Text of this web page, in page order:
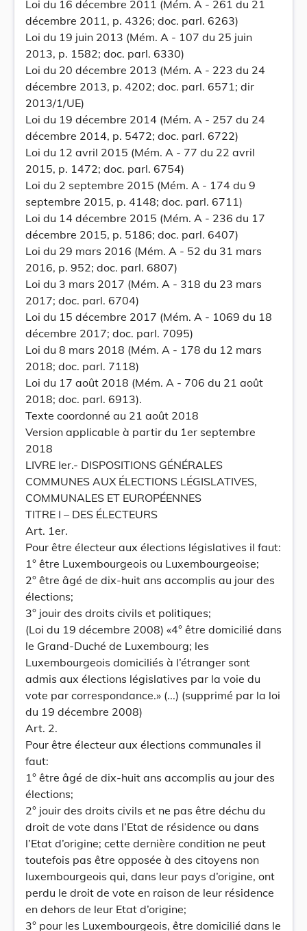
Loi du 16 décembre 2011 (Mém. A - 261 du 21
décembre 2011, p. 4326; doc. parl. 6263)
Loi du 19 juin 2013 (Mém. A - 107 du 25 juin
2013, p. 1582; doc. parl. 6330)
Loi du 20 décembre 2013 (Mém. A - 223 du 24
décembre 2013, p. 4202; doc. parl. 6571; dir
2013/1/UE)
Loi du 19 décembre 2014 (Mém. A - 257 du 24
décembre 2014, p. 5472; doc. parl. 6722)
Loi du 12 avril 2015 (Mém. A - 77 du 22 avril
2015, p. 1472; doc. parl. 6754)
Loi du 2 septembre 2015 (Mém. A - 174 du 9
septembre 2015, p. 4148; doc. parl. 6711)
Loi du 14 décembre 2015 (Mém. A - 236 du 17
décembre 2015, p. 5186; doc. parl. 6407)
Loi du 29 mars 2016 (Mém. A - 52 du 31 mars
2016, p. 952; doc. parl. 6807)
Loi du 3 mars 2017 (Mém. A - 318 du 23 mars
2017; doc. parl. 6704)
Loi du 15 décembre 2017 (Mém. A - 1069 du 18
décembre 2017; doc. parl. 7095)
Loi du 8 mars 2018 (Mém. A - 178 du 12 mars
2018; doc. parl. 7118)
Loi du 17 août 2018 (Mém. A - 706 du 21 août
2018; doc. parl. 6913).
Texte coordonné au 21 août 2018
Version applicable à partir du 1er septembre
2018
LIVRE Ier.- DISPOSITIONS GÉNÉRALES
COMMUNES AUX ÉLECTIONS LÉGISLATIVES,
COMMUNALES ET EUROPÉENNES
TITRE I – DES ÉLECTEURS
Art. 1er.
Pour être électeur aux élections législatives il faut:
1° être Luxembourgeois ou Luxembourgeoise;
2° être âgé de dix-huit ans accomplis au jour des
élections;
3° jouir des droits civils et politiques;
(Loi du 19 décembre 2008) «4° être domicilié dans
le Grand-Duché de Luxembourg; les
Luxembourgeois domiciliés à l’étranger sont
admis aux élections législatives par la voie du
vote par correspondance.» (...) (supprimé par la loi
du 19 décembre 2008)
Art. 2.
Pour être électeur aux élections communales il
faut:
1° être âgé de dix-huit ans accomplis au jour des
élections;
2° jouir des droits civils et ne pas être déchu du
droit de vote dans l’Etat de résidence ou dans
l’Etat d’origine; cette dernière condition ne peut
toutefois pas être opposée à des citoyens non
luxembourgeois qui, dans leur pays d’origine, ont
perdu le droit de vote en raison de leur résidence
en dehors de leur Etat d’origine;
3° pour les Luxembourgeois, être domicilié dans le